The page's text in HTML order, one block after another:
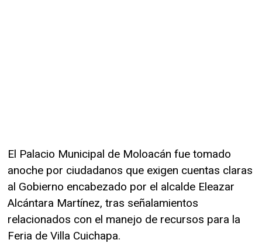
El Palacio Municipal de Moloacán fue tomado
anoche por ciudadanos que exigen cuentas claras
al Gobierno encabezado por el alcalde Eleazar
Alcántara Martínez, tras señalamientos
relacionados con el manejo de recursos para la
Feria de Villa Cuichapa.